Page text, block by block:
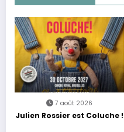
7 août 2026
Julien Rossier est Coluche !